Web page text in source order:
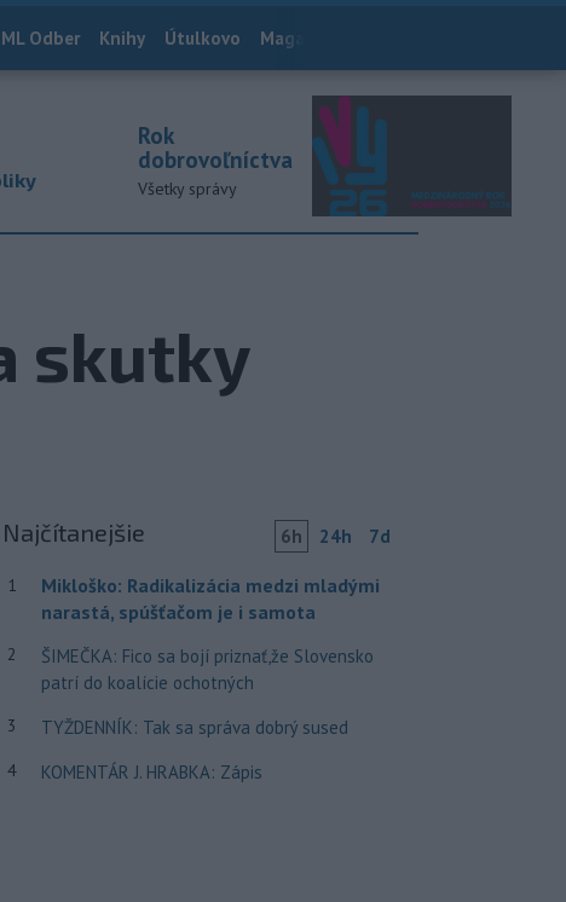
Odber Knihy Útulkovo Magazín
Rok
dobrovoľníctva
Všetky správy
skutky
Najčítanejšie 6h 24h 7d
1
Mikloško: Radikalizácia medzi mladými
narastá, spúšťačom je i samota
2
ŠIMEČKA: Fico sa bojí priznať,že Slovensko
patrí do koalície ochotných
3 TYŽDENNÍK: Tak sa správa dobrý sused
4 KOMENTÁR J. HRABKA: Zápis